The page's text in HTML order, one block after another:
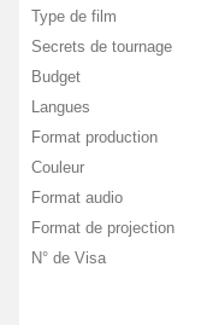
Type de film
Secrets de tournage
Budget
Langues
Format production
Couleur
Format audio
Format de projection
N° de Visa